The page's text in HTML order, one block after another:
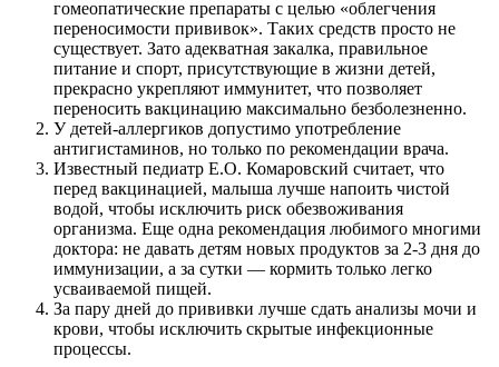
гомеопатические препараты с целью «облегчения
переносимости прививок». Таких средств просто не
существует. Зато адекватная закалка, правильное
питание и спорт, присутствующие в жизни детей,
прекрасно укрепляют иммунитет, что позволяет
переносить вакцинацию максимально безболезненно.
У детей-аллергиков допустимо употребление
антигистаминов, но только по рекомендации врача.
Известный педиатр Е.О. Комаровский считает, что
перед вакцинацией, малыша лучше напоить чистой
водой, чтобы исключить риск обезвоживания
организма. Еще одна рекомендация любимого многими
доктора: не давать детям новых продуктов за 2-3 дня до
иммунизации, а за сутки — кормить только легко
усваиваемой пищей.
За пару дней до прививки лучше сдать анализы мочи и
крови, чтобы исключить скрытые инфекционные
процессы.